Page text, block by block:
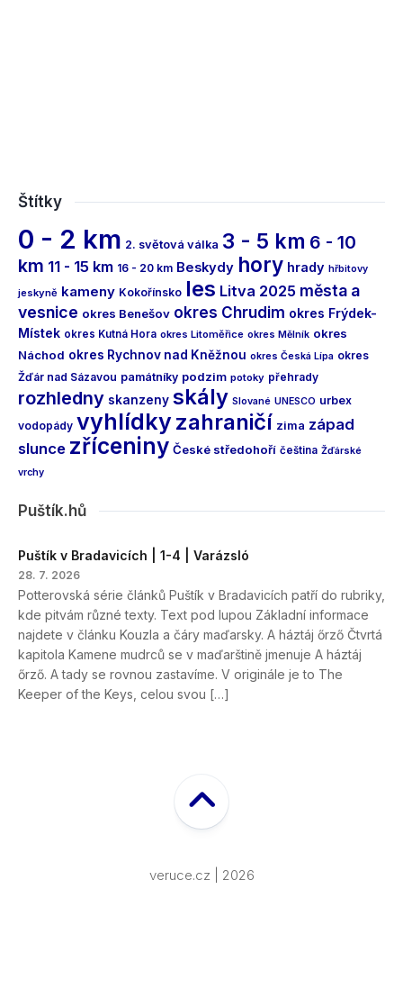
Štítky
0 - 2 km 2. světová válka 3 - 5 km 6 - 10
km 11 - 15 km 16 - 20 km Beskydy hory hrady hřbitovy
jeskyně kameny Kokořínsko les Litva 2025 města a
vesnice okres Benešov okres Chrudim okres Frýdek-
Místek okres Kutná Hora okres Litoměřice okres Mělník okres
Náchod okres Rychnov nad Kněžnou okres Česká Lípa okres
Žďár nad Sázavou památníky podzim potoky přehrady
rozhledny skanzeny skály Slované UNESCO urbex
vodopády vyhlídkyzahraničí zima západ
slunce zříceniny České středohoří čeština Žďárské
vrchy
Puštík.hů
Puštík v Bradavicích | 1-4 | Varázsló
28. 7. 2026
Potterovská série článků Puštík v Bradavicích patří do rubriky,
kde pitvám různé texty. Text pod lupou Základní informace
najdete v článku Kouzla a čáry maďarsky. A háztáj őrző Čtvrtá
kapitola Kamene mudrců se v maďarštině jmenuje A háztáj
őrző. A tady se rovnou zastavíme. V originále je to The
Keeper of the Keys, celou svou […]
veruce.cz | 2026